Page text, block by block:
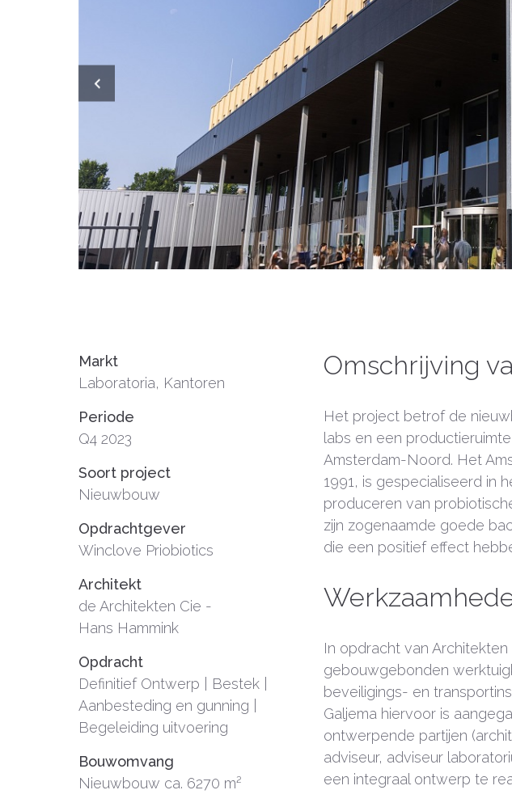
Markt
Laboratoria, Kantoren
Periode
Q4 2023
Soort project
Nieuwbouw
Opdrachtgever
Winclove Priobiotics
Architekt
de Architekten Cie -
Hans Hammink
Opdracht
Definitief Ontwerp | Bestek |
Aanbesteding en gunning |
Begeleiding uitvoering
Bouwomvang
Nieuwbouw ca. 6270 m²
Omschrijving
Het project betrof de
labs en een
Amsterdam-Noord. Het
1991, is gespecialiseerd in
produceren van
zijn zogenaamde goede
die een positief effect
In opdracht van
gebouwgebonden
beveiligings- en
Galjema hiervoor is
ontwerpende partijen
adviseur, adviseur
een integraal ontwerp te